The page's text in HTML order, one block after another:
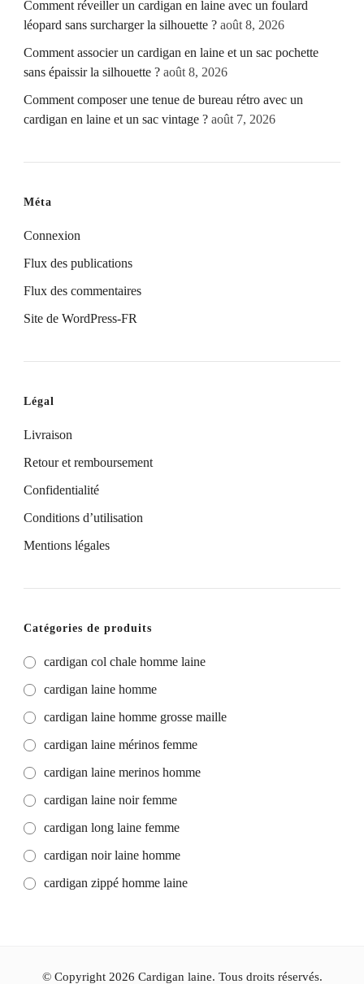
Comment réveiller un cardigan en laine avec un foulard
léopard sans surcharger la silhouette ? août 8, 2026
Comment associer un cardigan en laine et un sac pochette
sans épaissir la silhouette ? août 8, 2026
Comment composer une tenue de bureau rétro avec un
cardigan en laine et un sac vintage ? août 7, 2026
Méta
Connexion
Flux des publications
Flux des commentaires
Site de WordPress-FR
Légal
Livraison
Retour et remboursement
Confidentialité
Conditions d’utilisation
Mentions légales
Catégories de produits
cardigan col chale homme laine
cardigan laine homme
cardigan laine homme grosse maille
cardigan laine mérinos femme
cardigan laine merinos homme
cardigan laine noir femme
cardigan long laine femme
cardigan noir laine homme
cardigan zippé homme laine
© Copyright 2026 Cardigan laine. Tous droits réservés.